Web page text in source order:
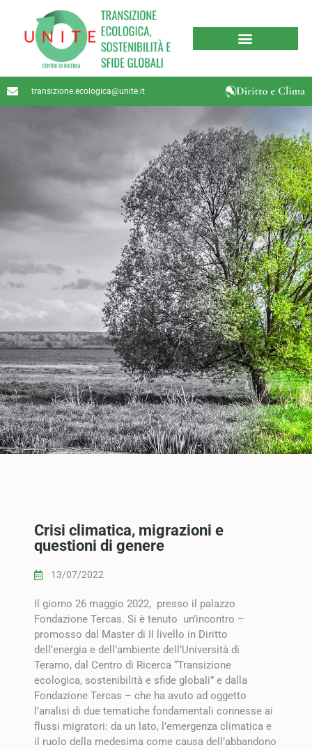
transizione.ecologica@unite.it
Crisi climatica, migrazioni e
questioni di genere
13/07/2022
Il giorno 26 maggio 2022, presso il palazzo
Fondazione Tercas. Si è tenuto un’incontro –
promosso dal Master di II livello in Diritto
dell’energia e dell’ambiente dell’Università di
Teramo, dal Centro di Ricerca “Transizione
ecologica, sostenibilità e sfide globali” e dalla
Fondazione Tercas – che ha avuto ad oggetto
l’analisi di due tematiche fondamentali connesse ai
flussi migratori: da un lato, l’emergenza climatica e
il ruolo della medesima come causa dell’abbandono